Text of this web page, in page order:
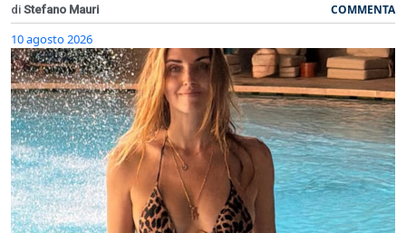
di Stefano Mauri COMMENTA
10 agosto 2026